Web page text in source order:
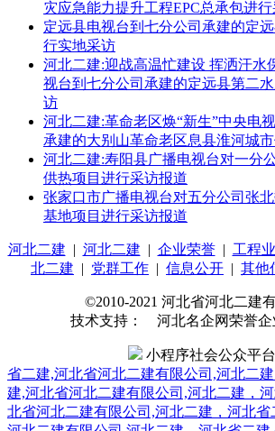
灾应急能力提升工程EPC总承包进
定远县电视台到七分公司承建的定
行实地采访
河北二建:迎战高温忙建设 挥洒汗
视台到七分公司承建的定远县第二
访
河北二建:革命老区焕“新生”中央电
承建的大别山革命老区息县淮河城市
河北二建:寿阳县广播电视台对一分
供热项目进行采访报道
张家口市广播电视台对五分公司张
基地项目进行采访报道
河北二建 | 河北二建 | 企业荣誉| 工程
北二建 | 党群工作 | 信息公开 | 其他
©2010-2021 河北省河北二建
技术支持： 河北名企网荣誉企
小程序社会公众平台
省二建,河北省河北二建有限公司,河北二
建,河北省河北二建有限公司,河北二建，
北省河北二建有限公司,河北二建，河北省